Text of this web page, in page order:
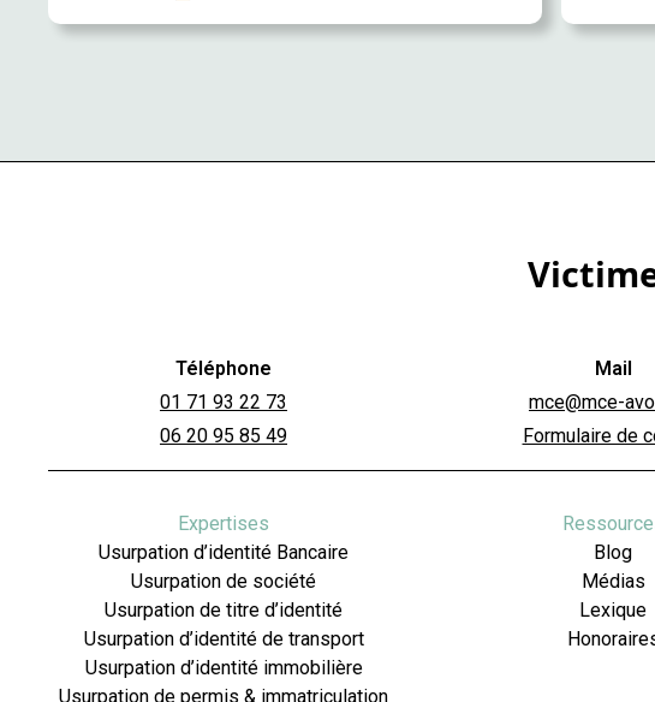
Téléphone
01 71 93 22 73
06 20 95 85 49
Mail
mce@mce-
Formulaire de
Expertises
Usurpation d’identité Bancaire
Usurpation de société
Usurpation de titre d’identité
Usurpation d’identité de transport
Usurpation d’identité immobilière
Usurpation de permis & immatriculation
Blog
Médias
Lexique